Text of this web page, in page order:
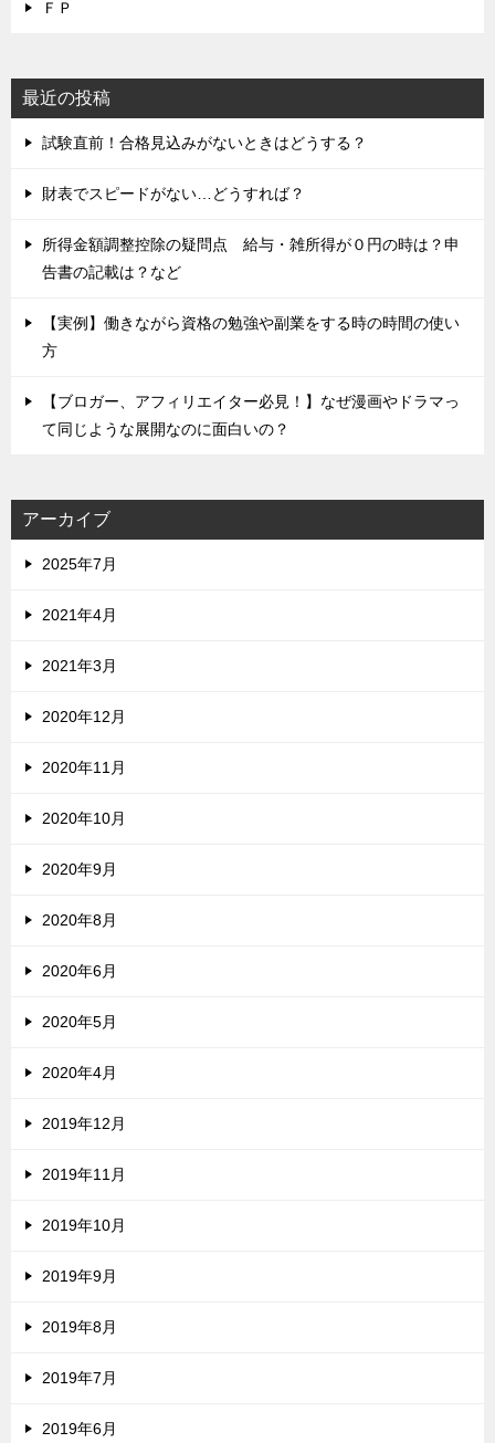
ＦＰ
最近の投稿
試験直前！合格見込みがないときはどうする？
財表でスピードがない…どうすれば？
所得金額調整控除の疑問点 給与・雑所得が０円の時は？申
告書の記載は？など
【実例】働きながら資格の勉強や副業をする時の時間の使い
方
【ブロガー、アフィリエイター必見！】なぜ漫画やドラマっ
て同じような展開なのに面白いの？
アーカイブ
2025年7月
2021年4月
2021年3月
2020年12月
2020年11月
2020年10月
2020年9月
2020年8月
2020年6月
2020年5月
2020年4月
2019年12月
2019年11月
2019年10月
2019年9月
2019年8月
2019年7月
2019年6月